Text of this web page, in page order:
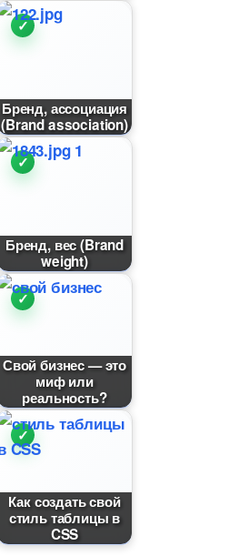
Бренд, ассоциация
(Brand association)
Бренд, вес (Brand
weight)
Свой бизнес — это
миф или
реальность?
Как создать свой
стиль таблицы
CSS